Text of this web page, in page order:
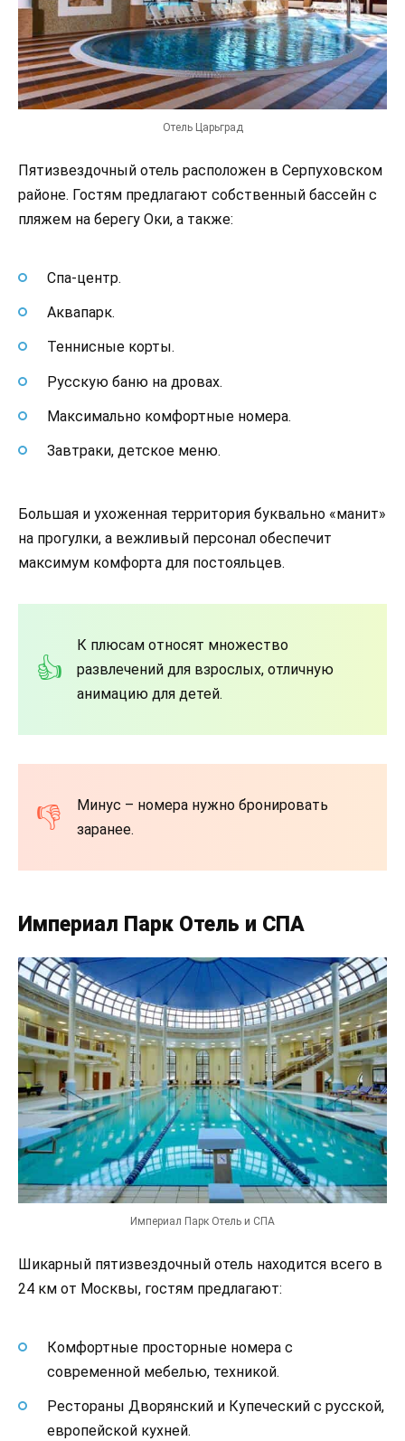
Отель Царьград
Пятизвездочный отель расположен в Серпуховском
районе. Гостям предлагают собственный бассейн с
пляжем на берегу Оки, а также:
Спа-центр.
Аквапарк.
Теннисные корты.
Русскую баню на дровах.
Максимально комфортные номера.
Завтраки, детское меню.
Большая и ухоженная территория буквально «манит»
на прогулки, а вежливый персонал обеспечит
максимум комфорта для постояльцев.
К плюсам относят множество
развлечений для взрослых, отличную
анимацию для детей.
Минус – номера нужно бронировать
заранее.
Империал Парк Отель и СПА
Империал Парк Отель и СПА
Шикарный пятизвездочный отель находится всего в
24 км от Москвы, гостям предлагают:
Комфортные просторные номера с
современной мебелью, техникой.
Рестораны Дворянский и Купеческий с русской,
европейской кухней.